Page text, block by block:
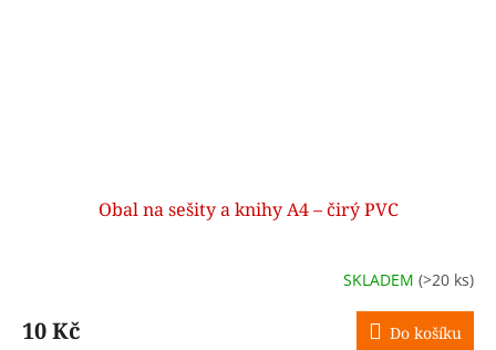
Obal na sešity a knihy A4 – čirý PVC
SKLADEM (>20 ks)
10 Kč Do košíku